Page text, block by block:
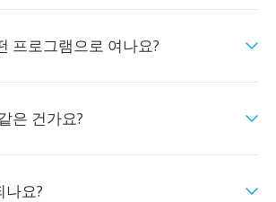
프로그램으로 여나요?
은 건가요?
나요?